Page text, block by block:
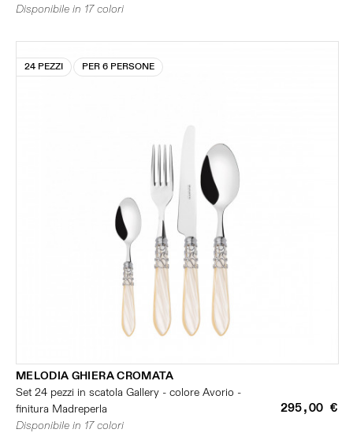
Disponibile in 17 colori
24 PEZZI PER 6 PERSONE
MELODIA GHIERA CROMATA
Set 24 pezzi in scatola Gallery - colore Avorio -
finitura Madreperla
295,00 €
Disponibile in 17 colori